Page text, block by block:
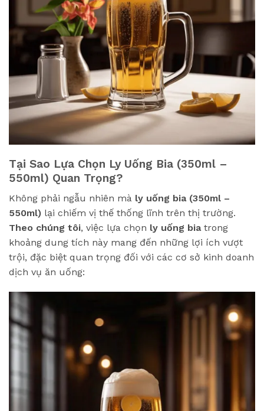
Tại Sao Lựa Chọn Ly Uống Bia (350ml –
550ml) Quan Trọng?
Không phải ngẫu nhiên mà ly uống bia (350ml –
550ml) lại chiếm vị thế thống lĩnh trên thị trường.
Theo chúng tôi, việc lựa chọn ly uống biatrong
khoảng dung tích này mang đến những lợi ích vượt
trội, đặc biệt quan trọng đối với các cơ sở kinh doanh
dịch vụ ăn uống: